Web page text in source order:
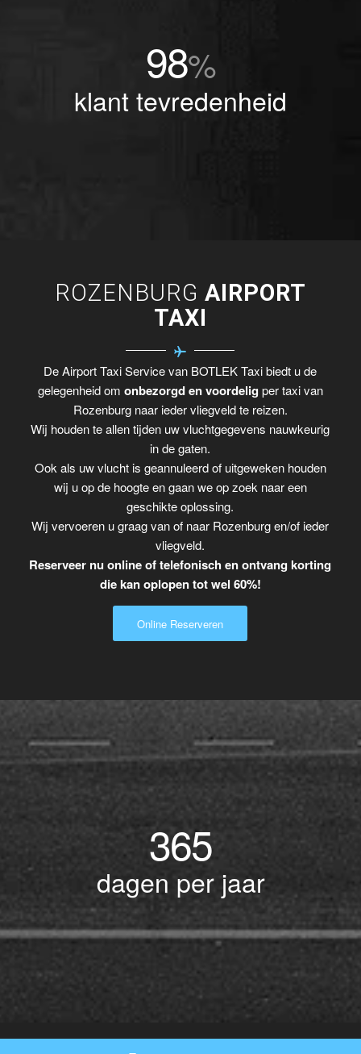
98%
klant tevredenheid
ROZENBURG AIRPORT
TAXI
De Airport Taxi Service van BOTLEK Taxi biedt u de
gelegenheid om onbezorgd en voordelig per taxi van
Rozenburg naar ieder vliegveld te reizen.
Wij houden te allen tijden uw vluchtgegevens nauwkeurig
in de gaten.
Ook als uw vlucht is geannuleerd of uitgeweken houden
wij u op de hoogte en gaan we op zoek naar een
geschikte oplossing.
Wij vervoeren u graag van of naar Rozenburg en/of ieder
vliegveld.
Reserveer nu online of telefonisch en ontvang korting
die kan oplopen tot wel 60%!
Online Reserveren
365
dagen per jaar